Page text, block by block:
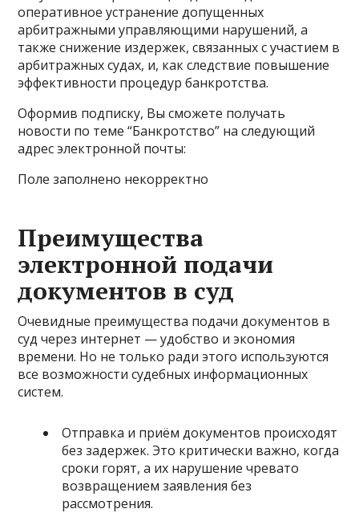
оперативное устранение допущенных
арбитражными управляющими нарушений, а
также снижение издержек, связанных с участием в
арбитражных судах, и, как следствие повышение
эффективности процедур банкротства.
Оформив подписку, Вы сможете получать
новости по теме “Банкротство” на следующий
адрес электронной почты:
Поле заполнено некорректно
Преимущества
электронной подачи
документов в суд
Очевидные преимущества подачи документов в
суд через интернет — удобство и экономия
времени. Но не только ради этого используются
все возможности судебных информационных
систем.
Отправка и приём документов происходят
без задержек. Это критически важно, когда
сроки горят, а их нарушение чревато
возвращением заявления без
рассмотрения.